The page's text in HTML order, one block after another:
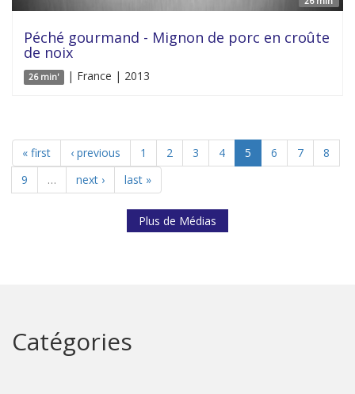
Péché gourmand - Mignon de porc en croûte
de noix
26 min' | France | 2013
« first ‹ previous 1 2 3 4 5 6 7
8
9
… next › last »
Plus de Médias
Catégories